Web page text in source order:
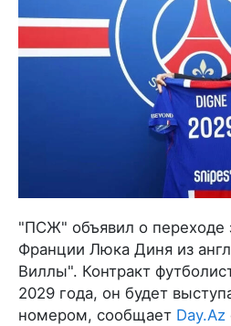
"ПСЖ" объявил о переходе
Франции Люка Диня из
Виллы". Контракт
2029 года, он будет
номером, сообщает Day.Az